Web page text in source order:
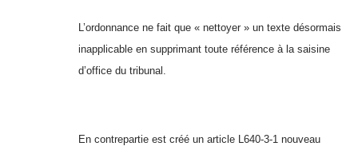
L’ordonnance ne fait que « nettoyer » un texte désormais
inapplicable en supprimant toute référence à la saisine
d’office du tribunal.
En contrepartie est créé un article L640-3-1 nouveau